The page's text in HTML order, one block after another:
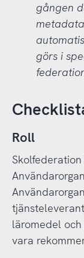
gången
görs i
Roll
läromedel
vara